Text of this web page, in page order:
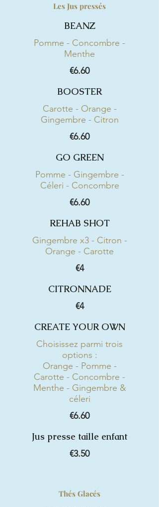
Les Jus pressés
BEANZ
Pomme - Concombre -
Menthe
€6.60
BOOSTER
Carotte - Orange -
Gingembre - Citron
€6.60
GO GREEN
Pomme - Gingembre -
Céleri - Concombre
€6.60
REHAB SHOT
Gingembre x3 - Citron -
Orange - Carotte
€4
CITRONNADE
€4
CREATE YOUR OWN
Choisissez parmi trois
options :
Orange - Pomme -
Carotte - Concombre -
Menthe - Gingembre &
céleri
€6.60
Jus presse taille enfant
€3.50
Thés Glacés